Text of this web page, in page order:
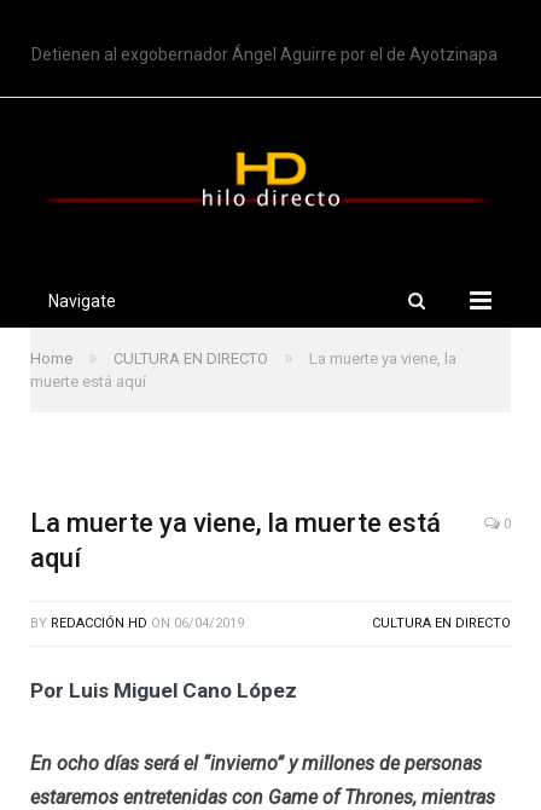
Detienen al exgobernador Ángel Aguirre por el de Ayotzinapa
Navigate
Home » CULTURA EN DIRECTO »
La muerte ya viene, la
muerte está aquí
La muerte ya viene, la muerte está
aquí
0
BY REDACCIÓN HD ON 06/04/2019 CULTURA EN DIRECTO
Por Luis Miguel Cano López
En ocho días será el “invierno” y millones de personas
estaremos entretenidas con Game of Thrones, mientras